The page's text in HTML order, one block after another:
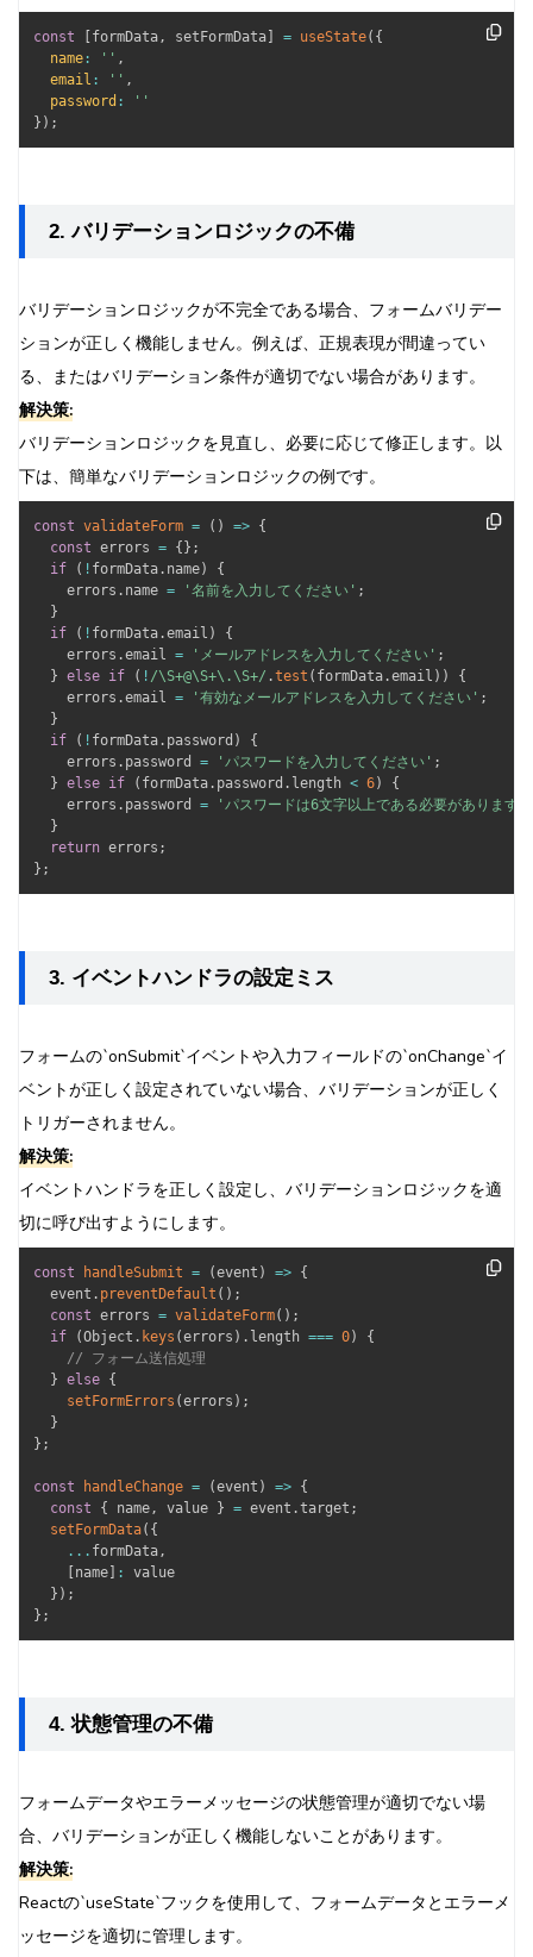
const [formData, setFormData] = useState( {
name : '' ,
email : '' ,
password :
''
} ) ;
2. バリデーションロジックの不備
バリデーションロジックが不完全である場合、フォームバリデー
ションが正しく機能しません。例えば、正規表現が間違ってい
る、またはバリデーション条件が適切でない場合があります。
解決策:
バリデーションロジックを見直し、必要に応じて修正します。以
下は、簡単なバリデーションロジックの例です。
const validateForm = ( ) => {
const errors = {} ;
if
( ! formData . name)
{
    errors
. name = '名前を入力してください' ;
}
if
( ! formData .email )
{
    errors
.email = 'メールアドレスを入力してください' ;
} else if ( ! /\S+@\S+\.\S+/ .test ( formData .email ) )
{
    errors
.email = '有効なメールアドレスを入力してください' ;
}
if
( ! formData . password )
{
    errors
. password = 'パスワードを入力してください' ;
} else if ( formData . password . length < 6)
{
    errors
. password = 'パスワードは6文字以上である必要があります'
}
return errors ;
} ;
3. イベントハンドラの設定ミス
フォームの`onSubmit`イベントや入力フィールドの`onChange`イ
ベントが正しく設定されていない場合、バリデーションが正しく
トリガーされません。
解決策:
イベントハンドラを正しく設定し、バリデーションロジックを適
切に呼び出すようにします。
const handleSubmit = (event ) => {
  event
. preventDefault ( ) ;
const errors = validateForm( ) ;
if
(Object . keys (errors ) . length === 0)
{
// フォーム送信処理
} else {
setFormErrors (errors ) ;
}
} ;
const handleChange = (event ) => {
const
{ name, value } = event .target ;
setFormData( {
... formData,
[name] :
value
} ) ;
} ;
4. 状態管理の不備
フォームデータやエラーメッセージの状態管理が適切でない場
合、バリデーションが正しく機能しないことがあります。
解決策:
Reactの`useState`フックを使用して、フォームデータとエラーメ
ッセージを適切に管理します。